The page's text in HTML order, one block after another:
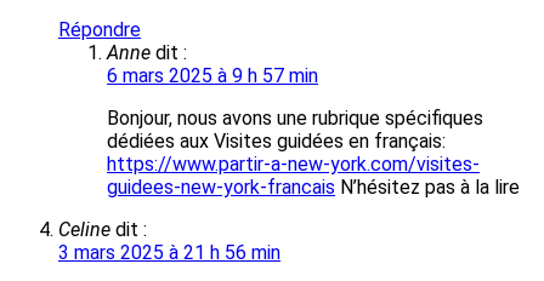
Répondre
Anne dit :
6 mars 2025 à 9 h 57 min
Bonjour, nous avons une rubrique spécifiques
dédiées aux Visites guidées en français:
https://www.partir-a-new-york.com/visites-
guidees-new-york-francais N’hésitez pas à la lire
Celine dit :
3 mars 2025 à 21 h 56 min